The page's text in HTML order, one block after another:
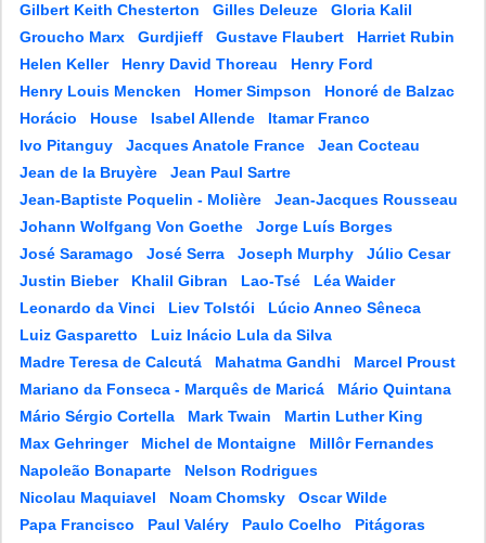
Gilbert Keith Chesterton
Gilles Deleuze
Gloria Kalil
Groucho Marx
Gurdjieff Gustave Flaubert
Harriet Rubin
Helen Keller
Henry David Thoreau
Henry Ford
Henry Louis Mencken
Homer Simpson
Honoré de Balzac
Horácio
House Isabel Allende
Itamar Franco
Ivo Pitanguy
Jacques Anatole France
Jean Cocteau
Jean de la Bruyère
Jean Paul Sartre
Jean-Baptiste Poquelin - Molière
Jean-Jacques Rousseau
Johann Wolfgang Von Goethe
Jorge Luís Borges
José Saramago
José Serra Joseph Murphy
Júlio Cesar
Justin Bieber
Khalil Gibran Lao-Tsé
Léa Waider
Leonardo da Vinci
Liev Tolstói
Lúcio Anneo Sêneca
Luiz Gasparetto
Luiz Inácio Lula da Silva
Madre Teresa de Calcutá
Mahatma Gandhi
Marcel Proust
Mariano da Fonseca - Marquês de Maricá
Mário Quintana
Mário Sérgio Cortella
Mark Twain
Martin Luther King
Max Gehringer
Michel de Montaigne
Millôr Fernandes
Napoleão Bonaparte
Nelson Rodrigues
Nicolau Maquiavel
Noam Chomsky
Oscar Wilde
Papa Francisco
Paul Valéry Paulo Coelho Pitágoras